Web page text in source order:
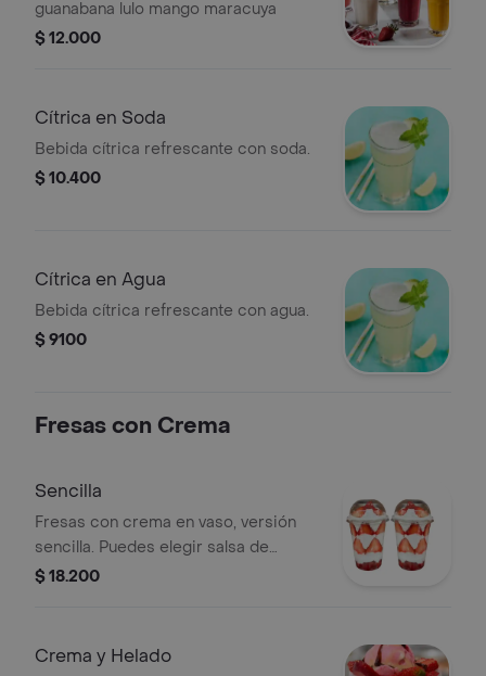
guanabana lulo mango maracuya
$ 12.000
Cítrica en Soda
Bebida cítrica refrescante con soda.
$ 10.400
Cítrica en Agua
Bebida cítrica refrescante con agua.
$ 9100
Fresas con Crema
Sencilla
Fresas con crema en vaso, versión
sencilla. Puedes elegir salsa de
chocolate o mora.
$ 18.200
Crema y Helado